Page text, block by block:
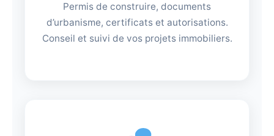
Permis de construire, documents
d’urbanisme, certificats et autorisations.
Conseil et suivi de vos projets immobiliers.